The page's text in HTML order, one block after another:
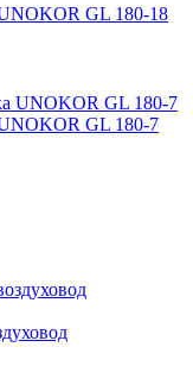
GL 180-18
GL 180-7